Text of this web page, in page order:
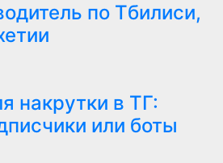
по Тбилиси,
накрутки в ТГ:
или боты